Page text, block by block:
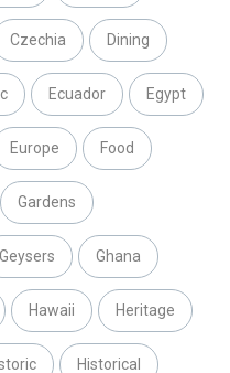
Czechia Dining
Ecuador Egypt
Europe Food
Gardens
Geysers Ghana
Hawaii Heritage
Historical